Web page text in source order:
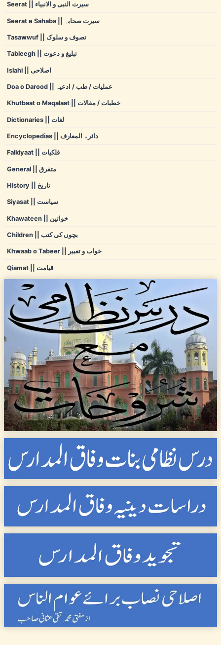
Seerat || سیرت النبی و الانبیاء
Seerat e Sahaba || سیرت صحابہ
Tasawwuf || تصوف و سلوک
Tableegh || تبلیغ و دعوت
Islahi || اصلاحی
Doa o Darood || عملیات / طب / ادعیہ
Khutbaat o Maqalaat || خطبات / مقالات
Dictionaries || لغات
Encyclopedias || دائرۃ المعارف
Falkiyaat || فلکیات
General || متفرق
History || تاریخ
Siyasat || سیاست
Khawateen || خواتین
Children || بچوں کی کتب
Khwaab o Tabeer || خواب و تعبیر
Qiamat || قیامت